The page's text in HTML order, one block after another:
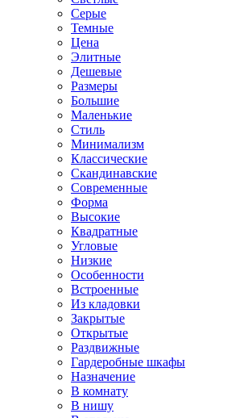
Серые
Темные
Цена
Элитные
Дешевые
Размеры
Большие
Маленькие
Стиль
Минимализм
Классические
Скандинавские
Современные
Форма
Высокие
Квадратные
Угловые
Низкие
Особенности
Встроенные
Из кладовки
Закрытые
Открытые
Раздвижные
Гардеробные шкафы
Назначение
В комнату
В нишу